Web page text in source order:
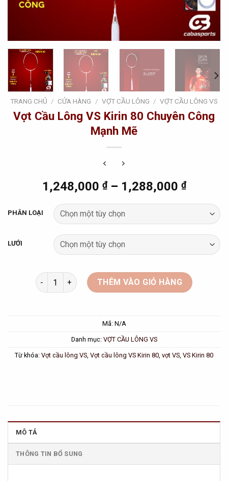
TRANG CHỦ / CỬA HÀNG / VỢT CẦU LÔNG / VỢT CẦU LÔNG VS
Vợt Cầu Lông VS Kirin 80 Chuyên Công
Mạnh Mẽ
1,248,000 ₫– 1,288,000 ₫
PHÂN LOẠI
LƯỚI
Vợt Cầu Lông VS Kirin 80 Chuyên Công Mạnh Mẽ số
THÊM VÀO GIỎ HÀNG
Mã: N/A
Danh mục: VỢT CẦU LÔNG VS
Từ khóa: Vợt cầu lông VS, Vợt cầu lông VS Kirin 80, vợt VS, VS Kirin 80
MÔ TẢ
THÔNG TIN BỔ SUNG